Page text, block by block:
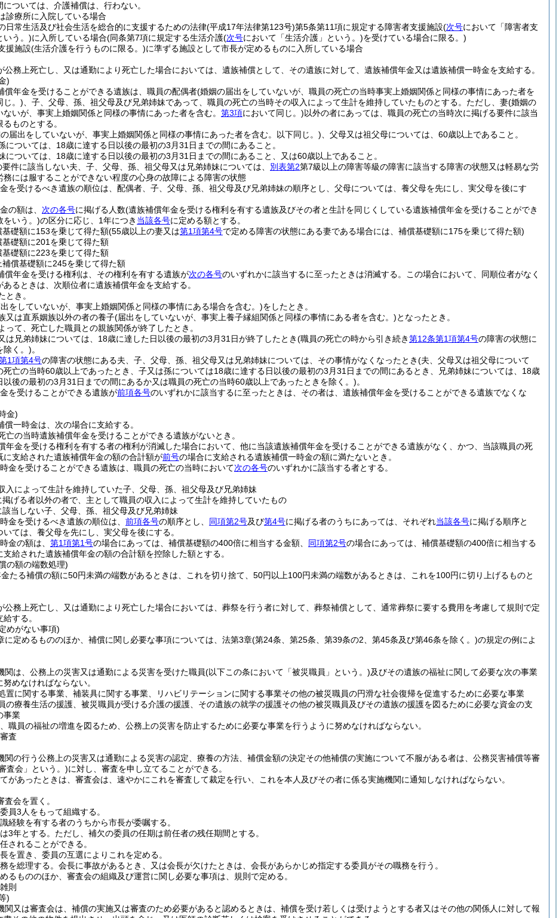
については、介護補償は、行わない。
診療所に入院している場合
日常生活及び社会生活を総合的に支援するための法律(平成17年法律第123号)第5条第11項に規定する障害者支援施設(次号において「障害者支
いう。)に入所している場合(同条第7項に規定する生活介護(次号において「生活介護」という。)を受けている場合に限る。)
援施設(生活介護を行うものに限る。)に準ずる施設として市長が定めるものに入所している場合
公務上死亡し、又は通勤により死亡した場合においては、遺族補償として、その遺族に対して、遺族補償年金又は遺族補償一時金を支給する。
)
償年金を受けることができる遺族は、職員の配偶者(婚姻の届出をしていないが、職員の死亡の当時事実上婚姻関係と同様の事情にあった者を
じ。) 、子、父母、孫、祖父母及び兄弟姉妹であって、職員の死亡の当時その収入によって生計を維持していたものとする。 ただし、妻(婚姻の
ないが、事実上婚姻関係と同様の事情にあった者を含む。 第3項において同じ。)以外の者にあっては、職員の死亡の当時次に掲げる要件に該当
ものとする。
届出をしていないが、事実上婚姻関係と同様の事情にあった者を含む。以下同じ。) 、父母又は祖父母については、60歳以上であること。
については、18歳に達する日以後の最初の3月31日までの間にあること。
については、18歳に達する日以後の最初の3月31日までの間にあること、又は60歳以上であること。
要件に該当しない夫、子、父母、孫、祖父母又は兄弟姉妹については、 別表第2第7級以上の障害等級の障害に該当する障害の状態又は軽易な労
務には服することができない程度の心身の故障による障害の状態
を受けるべき遺族の順位は、配偶者、子、父母、孫、祖父母及び兄弟姉妹の順序とし、父母については、養父母を先にし、実父母を後にす
の額は、 次の各号に掲げる人数(遺族補償年金を受ける権利を有する遺族及びその者と生計を同じくしている遺族補償年金を受けることができ
をいう。)の区分に応じ、1年につき 当該各号に定める額とする。
基礎額に153を乗じて得た額(55歳以上の妻又は第1項第4号で定める障害の状態にある妻である場合には、補償基礎額に175を乗じて得た額)
基礎額に201を乗じて得た額
基礎額に223を乗じて得た額
補償基礎額に245を乗じて得た額
償年金を受ける権利は、その権利を有する遺族が次の各号のいずれかに該当するに至ったときは消滅する。
この場合において、同順位者がなく
あるときは、次順位者に遺族補償年金を支給する。
とき。
をしていないが、事実上婚姻関係と同様の事情にある場合を含む。)をしたとき。
又は直系姻族以外の者の養子(届出をしていないが、事実上養子縁組関係と同様の事情にある者を含む。)となったとき。
って、死亡した職員との親族関係が終了したとき。
は兄弟姉妹については、18歳に達した日以後の最初の3月31日が終了したとき(職員の死亡の時から引き続き第12条第1項第4号の障害の状態に
除く。)。
1項第4号の障害の状態にある夫、子、父母、孫、祖父母又は兄弟姉妹については、その事情がなくなったとき(夫、父母又は祖父母について
死亡の当時60歳以上であったとき、子又は孫については18歳に達する日以後の最初の3月31日までの間にあるとき、兄弟姉妹については、18歳
以後の最初の3月31日までの間にあるか又は職員の死亡の当時60歳以上であったときを除く。)。
を受けることができる遺族が前項各号のいずれかに該当するに至ったときは、その者は、遺族補償年金を受けることができる遺族でなくな
金)
償一時金は、次の場合に支給する。
亡の当時遺族補償年金を受けることができる遺族がないとき。
年金を受ける権利を有する者の権利が消滅した場合において、他に当該遺族補償年金を受けることができる遺族がなく、かつ、当該職員の死
に支給された遺族補償年金の額の合計額が前号の場合に支給される遺族補償一時金の額に満たないとき。
金を受けることができる遺族は、職員の死亡の当時において次の各号のいずれかに該当する者とする。
入によって生計を維持していた子、父母、孫、祖父母及び兄弟姉妹
掲げる者以外の者で、主として職員の収入によって生計を維持していたもの
該当しない子、父母、孫、祖父母及び兄弟姉妹
金を受けるべき遺族の順位は、 前項各号の順序とし、 同項第2号及び第4号に掲げる者のうちにあっては、それぞれ当該各号に掲げる順序と
いては、養父母を先にし、実父母を後にする。
金の額は、 第1項第1号の場合にあっては、補償基礎額の400倍に相当する金額、 同項第2号の場合にあっては、補償基礎額の400倍に相当する
支給された遺族補償年金の額の合計額を控除した額とする。
の額の端数処理)
たる補償の額に50円未満の端数があるときは、これを切り捨て、50円以上100円未満の端数があるときは、これを100円に切り上げるものと
公務上死亡し、又は通勤により死亡した場合においては、葬祭を行う者に対して、葬祭補償として、通常葬祭に要する費用を考慮して規則で定
する。
めがない事項)
に定めるもののほか、補償に関し必要な事項については、法第3章(第24条、第25条、第39条の2、第45条及び第46条を除く。)の規定の例によ
関は、公務上の災害又は通勤による災害を受けた職員(以下この条において「被災職員」という。)及びその遺族の福祉に関して必要な次の事業
めなければならない。
置に関する事業、補装具に関する事業、リハビリテーションに関する事業その他の被災職員の円滑な社会復帰を促進するために必要な事業
の療養生活の援護、被災職員が受ける介護の援護、その遺族の就学の援護その他の被災職員及びその遺族の援護を図るために必要な資金の支
事業
職員の福祉の増進を図るため、公務上の災害を防止するために必要な事業を行うように努めなければならない。
審査
関の行う公務上の災害又は通勤による災害の認定、療養の方法、補償金額の決定その他補償の実施について不服がある者は、公務災害補償等審
査会」という。)に対し、審査を申し立てることができる。
があったときは、審査会は、速やかにこれを審査して裁定を行い、これを本人及びその者に係る実施機関に通知しなければならない。
査会を置く。
員3人をもって組織する。
経験を有する者のうちから市長が委嘱する。
3年とする。 ただし、補欠の委員の任期は前任者の残任期間とする。
されることができる。
を置き、委員の互選によりこれを定める。
を総理する。 会長に事故があるとき、又は会長が欠けたときは、会長があらかじめ指定する委員がその職務を行う。
るもののほか、審査会の組織及び運営に関し必要な事項は、規則で定める。
雑則
)
関又は審査会は、補償の実施又は審査のため必要があると認めるときは、補償を受け若しくは受けようとする者又はその他の関係人に対して報